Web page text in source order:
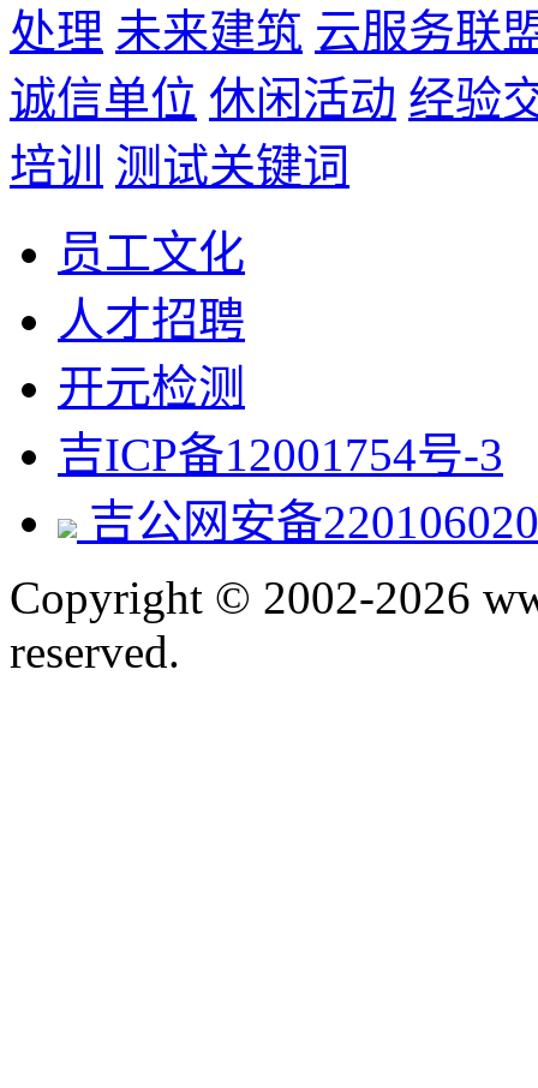
处理 未来建筑 云服务联
诚信单位 休闲活动 经验
培训 测试关键词
员工文化
人才招聘
开元检测
吉ICP备12001754号-3
吉公网安备
Copyright © 2002-2026
reserved.